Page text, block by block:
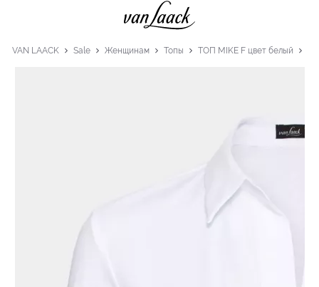
VAN LAACK Sale Женщинам Топы ТОП MIKE F цвет белый